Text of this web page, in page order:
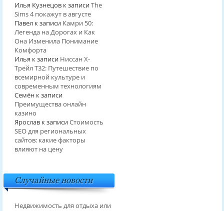
Илья Кузнецовк записиThe
Sims 4 покажут в августе
Павелк записи Камри 50:
Легенда на Дорогах и Как
Она Изменила Понимание
Комфорта
Илья к записи Ниссан Х-
Трейл T32: Путешествие по
всемирной культуре и
современным технологиям
Семёнк записи
Преимущества онлайн
казино
Ярославк записиСтоимость
SEO для региональных
сайтов: какие факторы
влияют на цену
Случайные новости
Недвижимость для отдыха или